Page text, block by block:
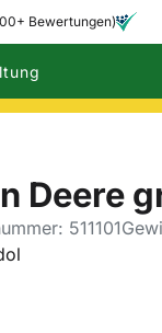
Bewertungen)
Deere
511101